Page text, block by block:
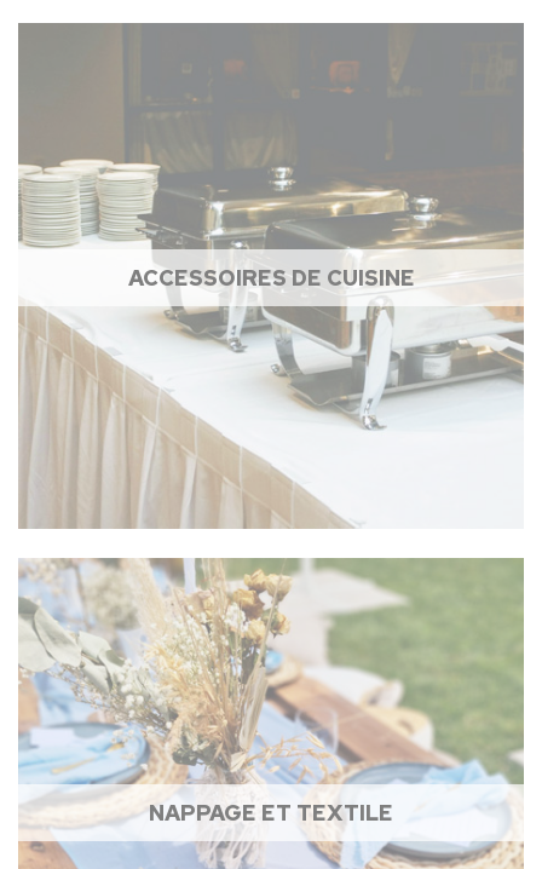
ACCESSOIRES DE CUISINE
NAPPAGE ET TEXTILE